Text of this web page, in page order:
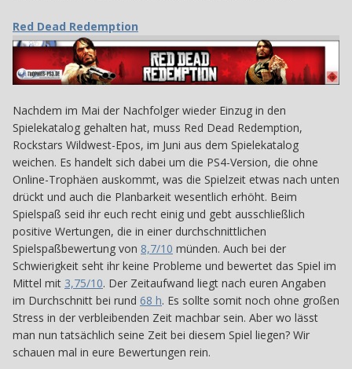
Red Dead Redemption
Nachdem im Mai der Nachfolger wieder Einzug in den
Spielekatalog gehalten hat, muss Red Dead Redemption,
Rockstars Wildwest-Epos, im Juni aus dem Spielekatalog
weichen. Es handelt sich dabei um die PS4-Version, die ohne
Online-Trophäen auskommt, was die Spielzeit etwas nach unten
drückt und auch die Planbarkeit wesentlich erhöht. Beim
Spielspaß seid ihr euch recht einig und gebt ausschließlich
positive Wertungen, die in einer durchschnittlichen
Spielspaßbewertung von 8,7/10 münden. Auch bei der
Schwierigkeit seht ihr keine Probleme und bewertet das Spiel im
Mittel mit 3,75/10. Der Zeitaufwand liegt nach euren Angaben
im Durchschnitt bei rund 68 h. Es sollte somit noch ohne großen
Stress in der verbleibenden Zeit machbar sein. Aber wo lässt
man nun tatsächlich seine Zeit bei diesem Spiel liegen? Wir
schauen mal in eure Bewertungen rein.